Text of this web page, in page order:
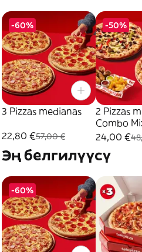
-60%
3 Pizzas medianas
22,80 €57,00 €
-50%
2 Pizzas
Combo
24,00 €
Эң белгилүүсү
-60%